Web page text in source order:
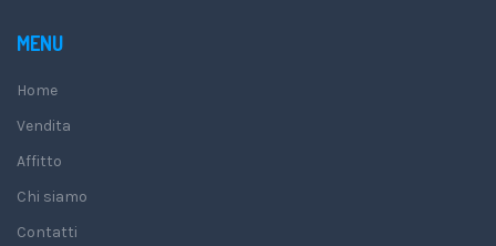
MENU
Home
Vendita
Affitto
Chi siamo
Contatti